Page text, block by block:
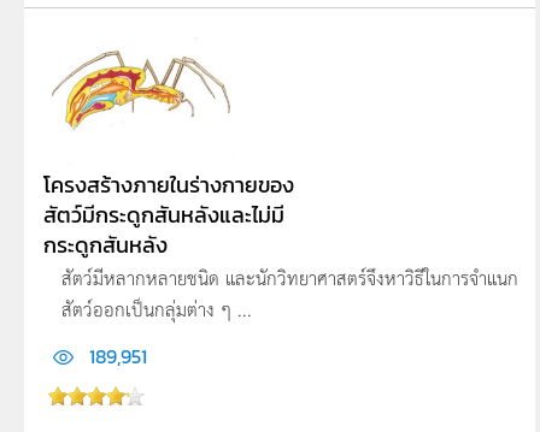
โครงสร้างภายในร่างกายของ
สัตว์มีกระดูกสันหลังและไม่มี
กระดูกสันหลัง
สัตว์มีหลากหลายชนิด และนักวิทยาศาสตร์จึงหาวิธีในการจำแนก
สัตว์ออกเป็นกลุ่มต่าง ๆ ...
189,951